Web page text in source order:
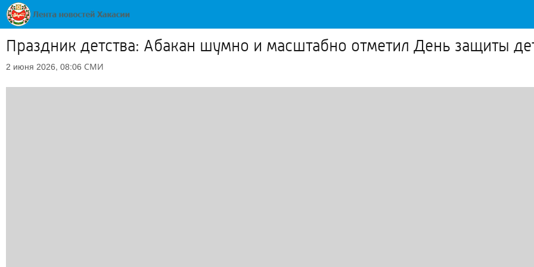
Праздник детства: Абакан шумно и масштабно отметил День защиты
2 июня 2026, 08:06 СМИ